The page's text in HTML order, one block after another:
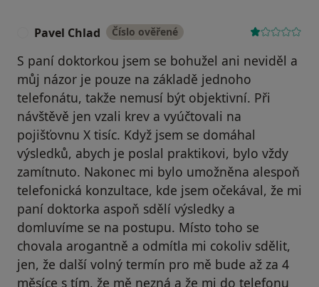
Pavel Chlad Číslo ověřené
S paní doktorkou jsem se bohužel ani neviděl a
můj názor je pouze na základě jednoho
telefonátu, takže nemusí být objektivní. Při
návštěvě jen vzali krev a vyúčtovali na
pojišťovnu X tisíc. Když jsem se domáhal
výsledků, abych je poslal praktikovi, bylo vždy
zamítnuto. Nakonec mi bylo umožněna alespoň
telefonická konzultace, kde jsem očekával, že mi
paní doktorka aspoň sdělí výsledky a
domluvíme se na postupu. Místo toho se
chovala arogantně a odmítla mi cokoliv sdělit,
jen, že další volný termín pro mě bude až za 4
měsíce s tím, že mě nezná a že mi do telefonu